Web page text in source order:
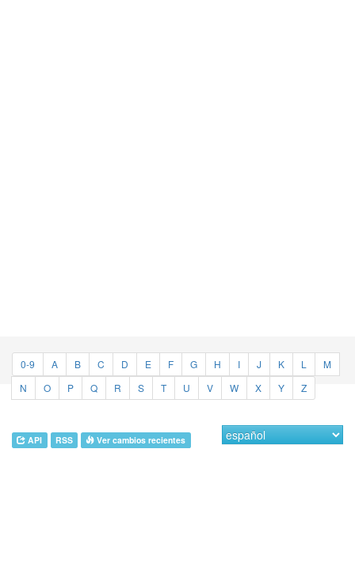
0-9 A B C D E F G H I J K L
M
N
O P Q R S T U V W X Y Z
API RSS Ver cambios recientes